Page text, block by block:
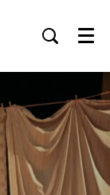
Menu